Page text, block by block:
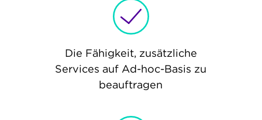
Die Fähigkeit, zusätzliche
Services auf Ad-hoc-Basis zu
beauftragen